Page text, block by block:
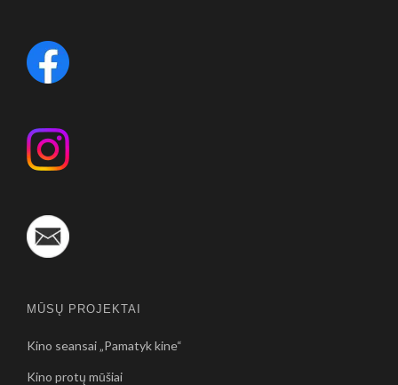
MŪSŲ PROJEKTAI
Kino seansai „Pamatyk kine“
Kino protų mūšiai